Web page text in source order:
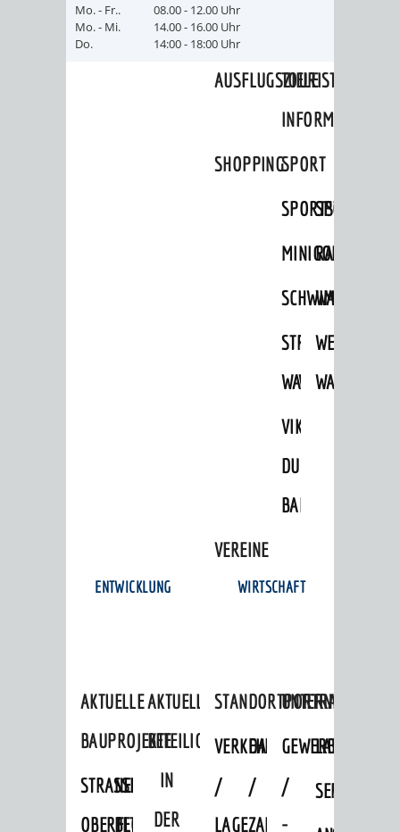
AUSFLUGSZIELE
TOURIST
INFORMATION
SHOPPINGSPORT
SPORTSTÄTTEN
MINIGOLFRADFAHREN
SCHWIMMEN
STRANDBAD
WAIDSEE
TSG
VIKTOR-
DULGER-
BAD
WANDERN
WEINHEIMER
VEREINE
ENTWICKLUNG
AKTUELLE
BAUPROJEKTE
STRASSENBAUMASSNAHMEN OB
ERFLOCKENBACH
NEUBAU
BETRIEBSGEBÄUDE
AKTUELLE
BETEILIGUNGEN
IN
DER
WIRTSCHAFT
STANDORTPORTRAIT
VERKEHRSANBINDUNG
/
LAGE
DATEN
/
ZAHLEN
UNTERNEHMEN
GEWERBEFLÄCHEN
/
-
Mo. - Fr..
08.00 - 12.00 Uhr
Mo. - Mi.
14.00 - 16.00 Uhr
Do.
14:00 - 18:00 Uhr
Foto: Hans-Jürgen Fuchs